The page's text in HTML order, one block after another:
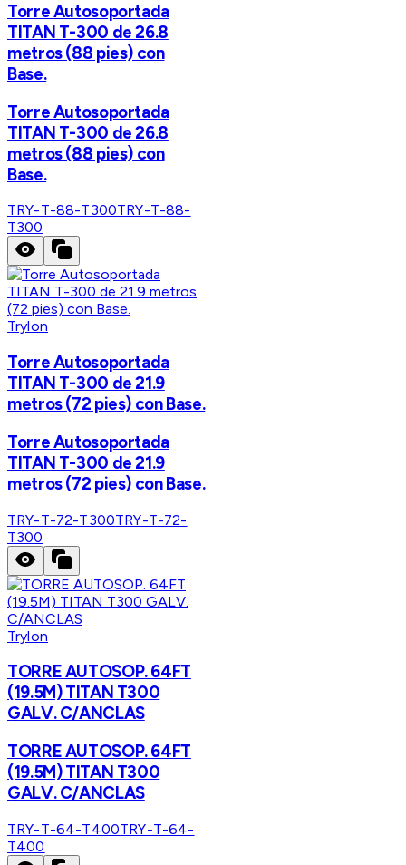
Torre Autosoportada
TITAN T-300 de 26.8
metros (88 pies) con
Base.
Torre Autosoportada
TITAN T-300 de 26.8
metros (88 pies) con
Base.
TRY-T-88-T300TRY-T-88-
T300
Trylon
Torre Autosoportada
TITAN T-300 de 21.9
metros (72 pies) con Base.
Torre Autosoportada
TITAN T-300 de 21.9
metros (72 pies) con Base.
TRY-T-72-T300TRY-T-72-
T300
Trylon
TORRE AUTOSOP. 64FT
(19.5M) TITAN T300
GALV. C/ANCLAS
TORRE AUTOSOP. 64FT
(19.5M) TITAN T300
GALV. C/ANCLAS
TRY-T-64-T400TRY-T-64-
T400